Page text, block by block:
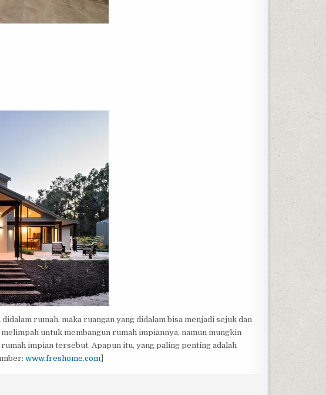
rumah, maka ruangan yang didalam bisa menjadi sejuk dan
untuk membangun rumah impiannya, namun mungkin
impian tersebut. Apapun itu, yang paling penting adalah
www.freshome.com